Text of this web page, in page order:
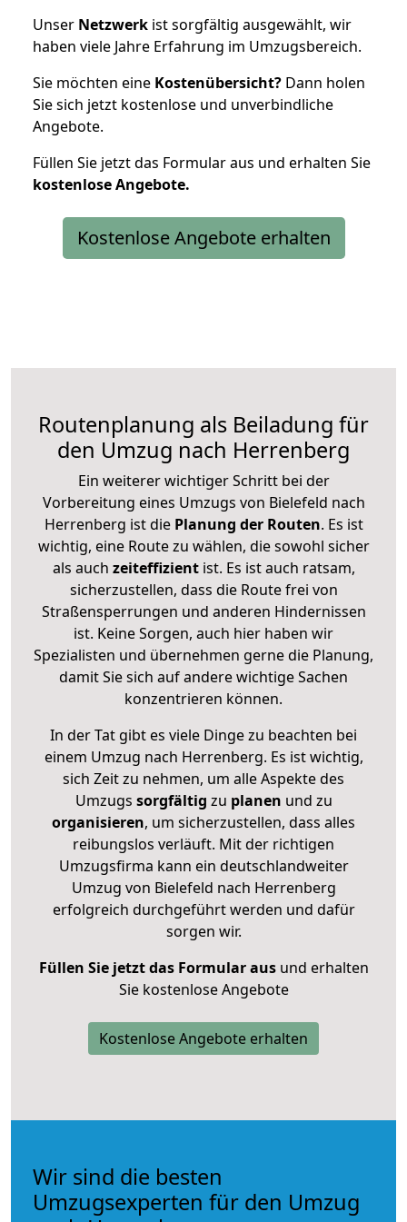
Unser Netzwerk ist sorgfältig ausgewählt, wir
haben viele Jahre Erfahrung im Umzugsbereich.
Sie möchten eine Kostenübersicht? Dann holen
Sie sich jetzt kostenlose und unverbindliche
Angebote.
Füllen Sie jetzt das Formular aus und erhalten Sie
kostenloseAngebote.
Kostenlose Angebote erhalten
Routenplanung als Beiladung für
den Umzug nach Herrenberg
Ein weiterer wichtiger Schritt bei der
Vorbereitung eines Umzugs von Bielefeld nach
Herrenberg ist diePlanung der Routen. Es ist
wichtig, eine Route zu wählen, die sowohl sicher
als auch zeiteffizientist. Es ist auch ratsam,
sicherzustellen, dass die Route frei von
Straßensperrungen und anderen Hindernissen
ist. Keine Sorgen, auch hier haben wir
Spezialisten und übernehmen gerne die Planung,
damit Sie sich auf andere wichtige Sachen
konzentrieren können.
In der Tat gibt es viele Dinge zu beachten bei
einem Umzug nach Herrenberg. Es ist wichtig,
sich Zeit zu nehmen, um alle Aspekte des
Umzugs sorgfältig zu planen und zu
organisieren, um sicherzustellen, dass alles
reibungslos verläuft. Mit der richtigen
Umzugsfirma kann ein deutschlandweiter
Umzug von Bielefeld nach Herrenberg
erfolgreich durchgeführt werden und dafür
sorgen wir.
Füllen Sie jetzt das Formular ausund erhalten
Sie kostenlose Angebote
Kostenlose Angebote erhalten
Wir sind die besten
Umzugsexperten für den Umzug